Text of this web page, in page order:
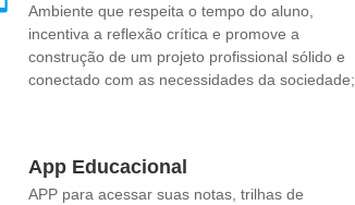
Ambiente que respeita o tempo do aluno,
incentiva a reflexão crítica e promove a
construção de um projeto profissional sólido e
conectado com as necessidades da sociedade;
App Educacional
APP para acessar suas notas, trilhas de